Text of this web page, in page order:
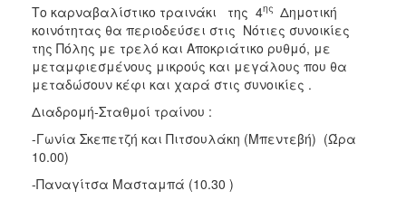
Το καρναβαλίστικο τραινάκι της 4ης Δημοτική
κοινότητας θα περιοδεύσει στις Νότιες συνοικίες
της Πόλης με τρελό και Αποκριάτικο ρυθμό, με
μεταμφιεσμένους μικρούς και μεγάλους που θα
μεταδώσουν κέφι και χαρά στις συνοικίες .
Διαδρομή-Σταθμοί τραίνου :
-Γωνία Σκεπετζή και Πιτσουλάκη (Μπεντεβή) (Ώρα
10.00)
-Παναγίτσα Μασταμπά (10.30 )